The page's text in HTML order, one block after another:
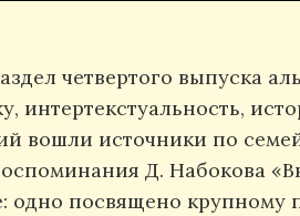
четвертого выпуска
интертекстуальность,
вошли источники по
Д. Набокова
одно посвящено крупному